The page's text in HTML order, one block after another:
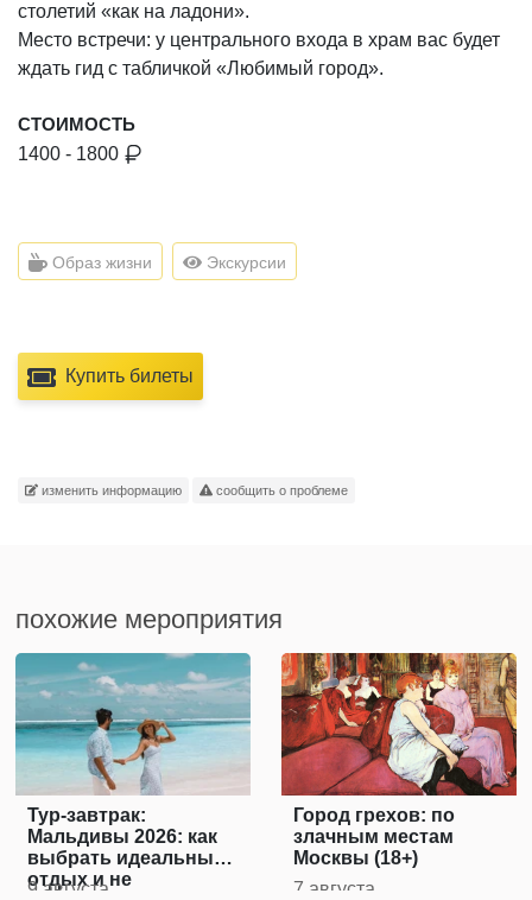
столетий «как на ладони».
Место встречи: у центрального входа в храм вас будет
ждать гид с табличкой «Любимый город».
СТОИМОСТЬ
1400 - 1800
Образ жизни Экскурсии
Купить билеты
изменить информацию сообщить о проблеме
похожие мероприятия
Тур-завтрак:
Мальдивы 2026: как
выбрать идеальный
отдых и не
9 августа
Город грехов: по
злачным местам
Москвы (18+)
7 августа